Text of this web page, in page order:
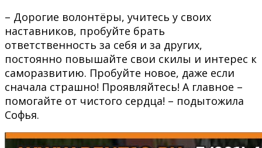
– Дорогие волонтёры, учитесь у своих
наставников, пробуйте брать
ответственность за себя и за других,
постоянно повышайте свои скилы и интерес к
саморазвитию. Пробуйте новое, даже если
сначала страшно! Проявляйтесь! А главное –
помогайте от чистого сердца! – подытожила
Софья.